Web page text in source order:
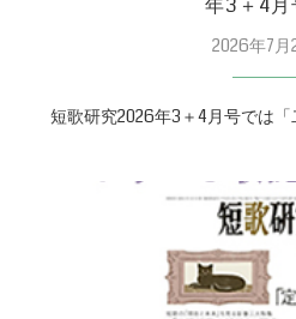
年3＋4月
2026年7月
短歌研究2026年3＋4月号では「